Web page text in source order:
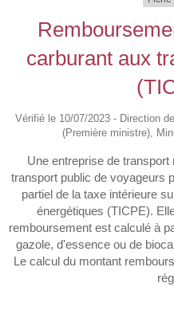
carburant aux
Vérifié le 10/07/2023 - Direction
(Première ministre),
Une entreprise de
transport public de voyageurs
partiel de la taxe intérieure
énergétiques (TICPE).
remboursement est calculé à
gazole, d'essence ou de
Le calcul du montant